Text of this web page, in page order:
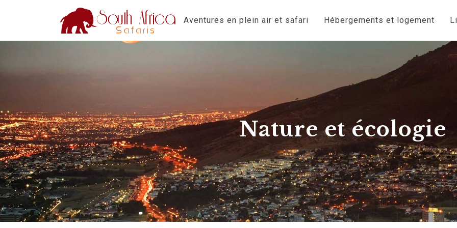
Aventures en plein air et safari Hébergements et logement
Nature et écologie